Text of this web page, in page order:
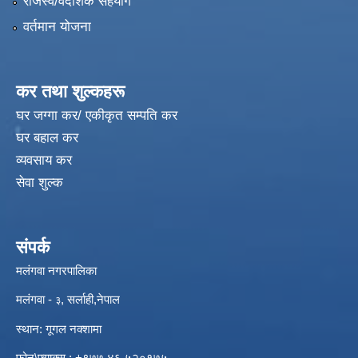
वर्तमान योजना
कर तथा शुल्कहरू
घर जग्गा कर/ एकीकृत सम्पति कर
घर बहाल कर
व्यवसाय कर
सेवा शुल्क
संपर्क
मलंगवा नगरपालिका
मलंगवा - ३, सर्लाही,नेपाल
स्थान: गूगल नक्शामा